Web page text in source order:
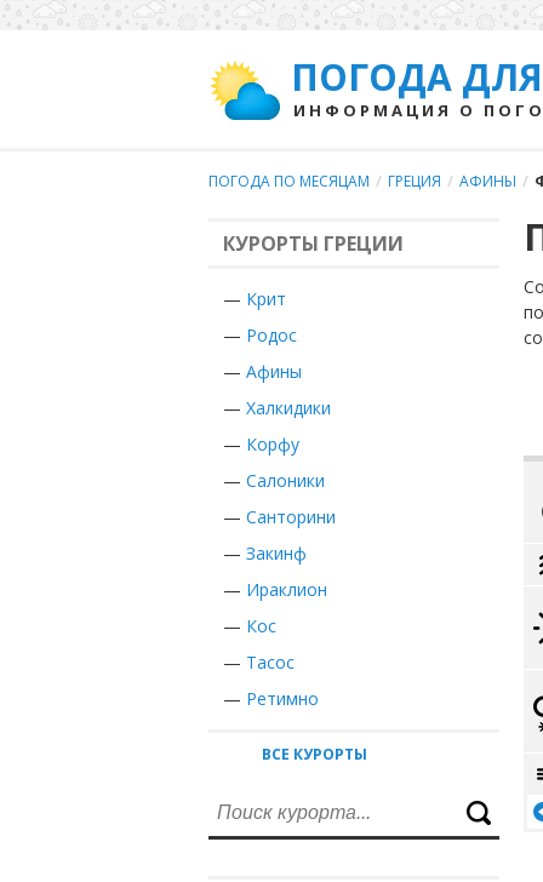
ПОГОДА
ИНФОРМАЦИЯ О
ПОГОДА ПО МЕСЯЦАМ / ГРЕЦИЯ / АФИНЫ /
КУРОРТЫ ГРЕЦИИ
— Крит
— Родос
— Афины
— Халкидики
— Корфу
— Салоники
— Санторини
— Закинф
— Ираклион
— Кос
— Тасос
— Ретимно
ВСЕ КУРОРТЫ